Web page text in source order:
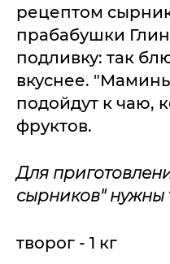
рецептом
прабабушки
подливку: так
вкуснее.
подойдут к чаю,
фруктов.
Для
сырников" нужны
творог - 1 кг